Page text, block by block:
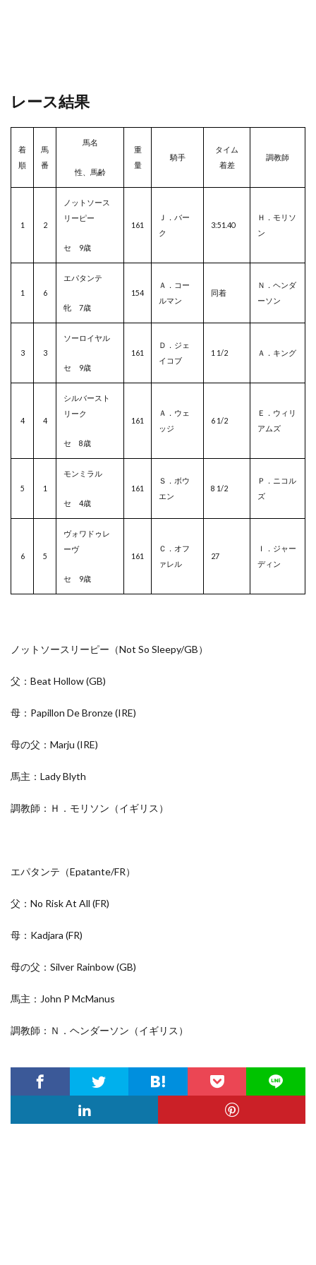
レース結果
着
順
馬
番
馬名
性、馬齢
重
量
騎手
タイム
着差
調教師
1 2
ノットソース
リーピー
セ 9歳
161
Ｊ．バー
ク
3:51.40
Ｈ．モリソ
ン
1 6
エパタンテ
牝 7歳
154
Ａ．コー
ルマン
同着
Ｎ．ヘンダ
ーソン
3 3
ソーロイヤル
セ 9歳
161
Ｄ．ジェ
イコブ
1 1/2 Ａ．キング
4 4
シルバースト
リーク
セ 8歳
161
Ａ．ウェ
ッジ
6 1/2
Ｅ．ウィリ
アムズ
5 1
モンミラル
セ 4歳
161
Ｓ．ボウ
エン
8 1/2
Ｐ．ニコル
ズ
6 5
ヴォワドゥレ
ーヴ
セ 9歳
161
Ｃ．オフ
ァレル
27
Ｉ．ジャー
ディン
ノットソースリーピー（Not So Sleepy/GB）
父：Beat Hollow(GB)
母：Papillon De Bronze(IRE)
母の父：Marju (IRE)
馬主：Lady Blyth
調教師：Ｈ．モリソン（イギリス）
エパタンテ（Epatante/FR）
父：No Risk At All (FR)
母：Kadjara (FR)
母の父：Silver Rainbow(GB)
馬主：John P McManus
調教師：Ｎ．ヘンダーソン（イギリス）